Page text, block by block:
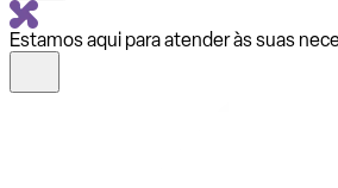
Estamos aqui para atender às suas